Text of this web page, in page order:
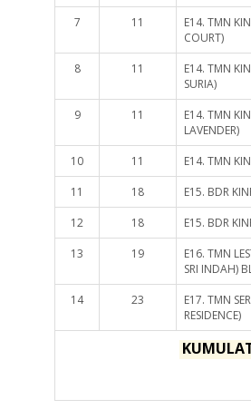
7
11
E14. TMN
COURT)
8 11
E14. TMN
SURIA)
9 11
E14. TMN
LAVENDER)
10 11 E14. TMN
11
18 E15. BDR
12
18 E15. BDR
13
19
E16. TMN
SRI INDAH)
14 23
E17. TMN
RESIDENCE)